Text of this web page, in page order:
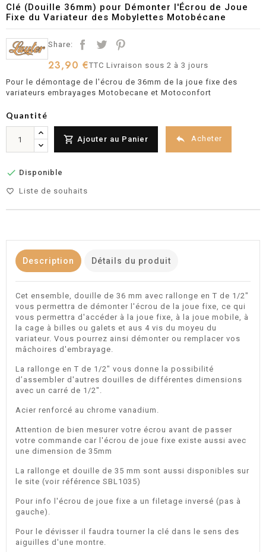
Clé (Douille 36mm) pour Démonter l'Écrou de Joue
Fixe du Variateur des Mobylettes Motobécane
Share:
23,90 €TTCLivraison sous 2 à 3 jours
Pour le démontage de l'écrou de 36mm de la joue fixe des
variateurs embrayages Motobecane et Motoconfort
Quantité
 Ajouter au Panier  Acheter
 Disponible
favorite_border Liste de souhaits
Description Détails du produit
Cet ensemble, douille de 36 mm avec rallonge en T de 1/2"
vous permettra de démonter l'écrou de la joue fixe, ce qui
vous permettra d'accéder à la joue fixe, à la joue mobile, à
la cage à billes ou galets et aus 4 vis du moyeu du
variateur. Vous pourrez ainsi démonter ou remplacer vos
mâchoires d'embrayage.
La rallonge en T de 1/2" vous donne la possibilité
d’assembler d'autres douilles de différentes dimensions
avec un carré de 1/2".
Acier renforcé au chrome vanadium.
Attention de bien mesurer votre écrou avant de passer
votre commande car l'écrou de joue fixe existe aussi avec
une dimension de 35mm
La rallonge et douille de 35 mm sont aussi disponibles sur
le site (voir référence SBL1035)
Pour info l'écrou de joue fixe a un filetage inversé (pas à
gauche).
Pour le dévisser il faudra tourner la clé dans le sens des
aiguilles d'une montre.